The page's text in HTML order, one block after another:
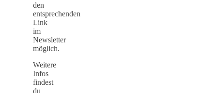
den
entsprechenden
Link
im
Newsletter
möglich.
Weitere
Infos
findest
du